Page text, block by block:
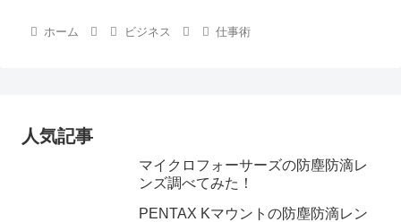
ホーム ビジネス 仕事術
人気記事
マイクロフォーサーズの防塵防滴レ
ンズ調べてみた！
PENTAX Kマウントの防塵防滴レン